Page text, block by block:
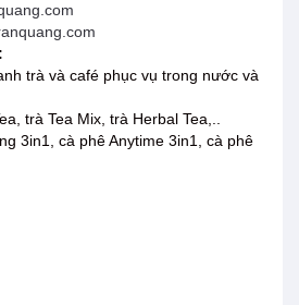
trà và café phục vụ trong nước và
trà Tea Mix, trà Herbal Tea,..
3in1, cà phê Anytime 3in1, cà phê